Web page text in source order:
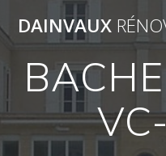
DAINVAUX